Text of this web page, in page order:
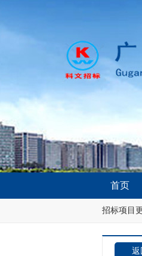
首页
招标项目
返